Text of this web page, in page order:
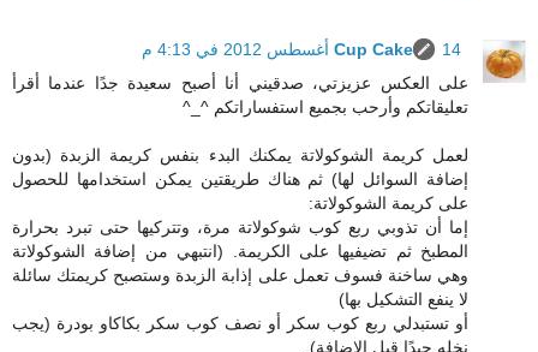
Cup Cake
14 أغسطس 2012 في 4:13 م
على العكس عزيزتي، صدقيني أنا أصبح سعيدة جدًا عندما أقرأ
تعليقاتكم وأرحب بجميع استفساراتكم ^_^
لعمل كريمة الشوكولاتة يمكنك البدء بنفس كريمة الزبدة (بدون
إضافة السوائل لها) ثم هناك طريقتين يمكن استخدامها للحصول
على كريمة الشوكولاتة:
إما أن تذوبي ربع كوب شوكولاتة مرة، وتتركيها حتى تبرد بحرارة
المطبخ ثم تضيفيها على الكريمة. (انتبهي من إضافة الشوكولاتة
وهي ساخنة فسوف تعمل على إذابة الزبدة وستصبح كريمتك سائلة
لا ينفع التشكيل بها)
أو تستبدلي ربع كوب سكر أو نصف كوب سكر بكاكاو بودرة (يجب
نخله جيدًا قبل الإضافة).